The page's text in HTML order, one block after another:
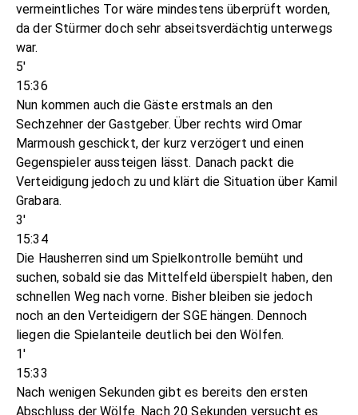
vermeintliches Tor wäre mindestens überprüft worden,
da der Stürmer doch sehr abseitsverdächtig unterwegs
war.
5'
15:36
Nun kommen auch die Gäste erstmals an den
Sechzehner der Gastgeber. Über rechts wird Omar
Marmoush geschickt, der kurz verzögert und einen
Gegenspieler aussteigen lässt. Danach packt die
Verteidigung jedoch zu und klärt die Situation über Kamil
Grabara.
3'
15:34
Die Hausherren sind um Spielkontrolle bemüht und
suchen, sobald sie das Mittelfeld überspielt haben, den
schnellen Weg nach vorne. Bisher bleiben sie jedoch
noch an den Verteidigern der SGE hängen. Dennoch
liegen die Spielanteile deutlich bei den Wölfen.
1'
15:33
Nach wenigen Sekunden gibt es bereits den ersten
Abschluss der Wölfe. Nach 20 Sekunden versucht es